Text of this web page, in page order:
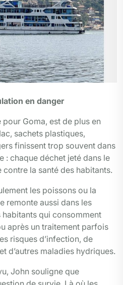
en danger
Goma, est de plus en
sachets plastiques,
finissent trop souvent dans
: chaque déchet jeté dans le
la santé des habitants.
les poissons ou la
remonte aussi dans les
habitants qui consomment
après un traitement parfois
risques d’infection, de
d’autres maladies hydriques.
John souligne que